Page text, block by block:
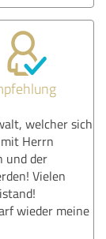
welcher sich
Herrn
und der
Vielen
wieder meine